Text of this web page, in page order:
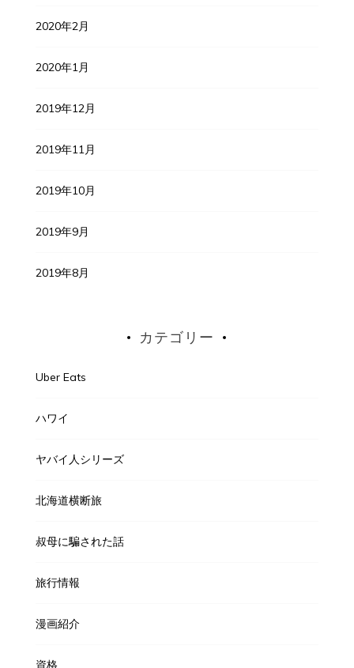
2020年2月
2020年1月
2019年12月
2019年11月
2019年10月
2019年9月
2019年8月
カテゴリー
Uber Eats
ハワイ
ヤバイ人シリーズ
北海道横断旅
叔母に騙された話
旅行情報
漫画紹介
資格